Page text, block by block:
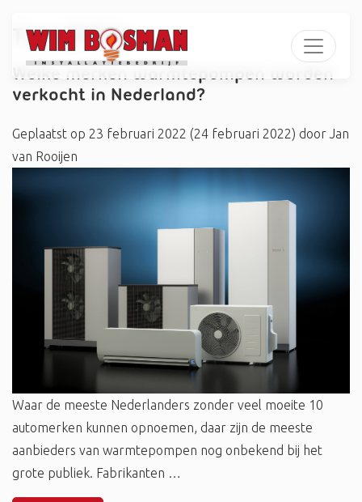
Tag:#MDV
Welke merken warmtepompen worden
verkocht in Nederland?
Geplaatst op 23 februari 2022 (24 februari 2022) door Jan
van Rooijen
Waar de meeste Nederlanders zonder veel moeite 10
automerken kunnen opnoemen, daar zijn de meeste
aanbieders van warmtepompen nog onbekend bij het
grote publiek. Fabrikanten …